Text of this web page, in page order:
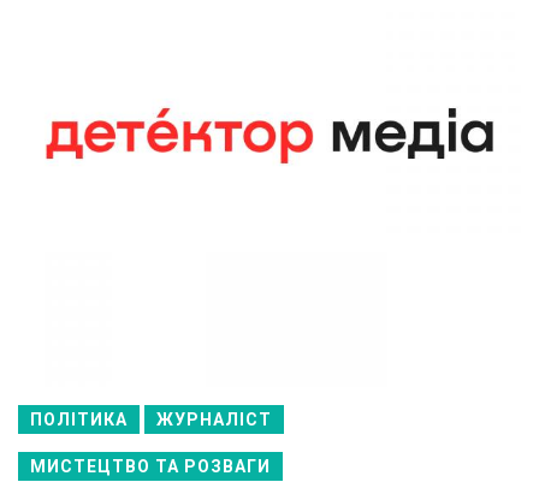
ПОЛІТИКА ЖУРНАЛІСТ
МИСТЕЦТВО ТА РОЗВАГИ